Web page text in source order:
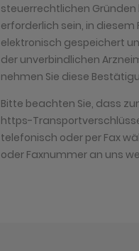
steuerrechtlichen
erforderlich sein, in
elektronisch gespeichert
der unverbindlichen
nehmen Sie diese
Bitte beachten Sie, dass
https-
telefonisch oder per Fax
oder Faxnummer an uns